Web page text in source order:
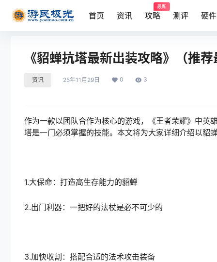
首页 资讯 攻略
最新
测评 硬件
《貂蝉抗塔最新出装攻略》（推
资讯 25年11月29日 0 3
作为一款以团队合作为核心的游戏，《王者荣耀》中英
塔是一门必须掌握的技能。本文将为大家详细介绍以貂
1.大保命：打造高生存能力的貂蝉
2.出门利器：一把好的法杖是必不可少的
3.加快收割：搭配合适的法术攻击装备